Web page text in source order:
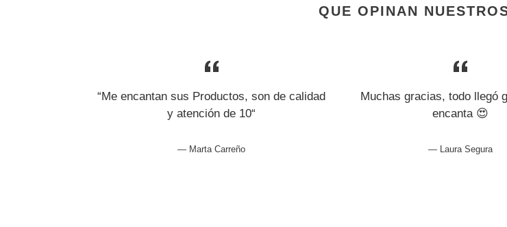
QUE OPINAN
“Me encantan sus Productos, son de calidad
y atención de 10“
Marta Carreño
Muchas gracias, todo llegó
encanta 😍
Laura Segura